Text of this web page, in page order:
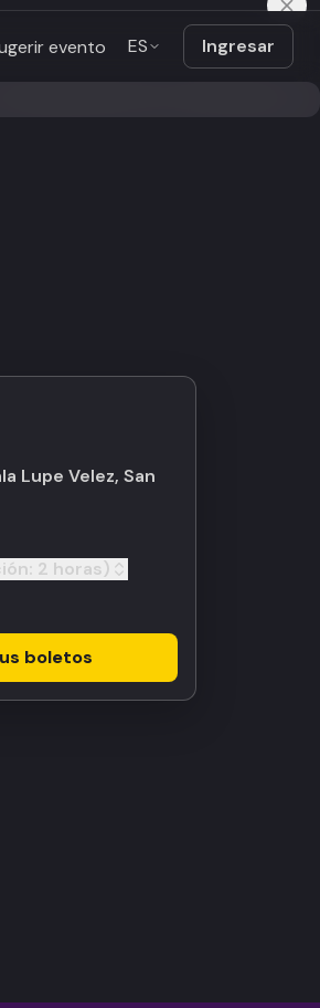
evento ES Ingresar
Lupe Velez, San
2 horas)
boletos